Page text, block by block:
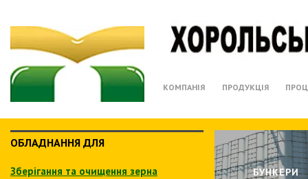
КОМПАНІЯ ПРОДУКЦІЯ
ОБЛАДНАННЯ ДЛЯ
Зберiгання та очищення зерна
БУНКЕРИ